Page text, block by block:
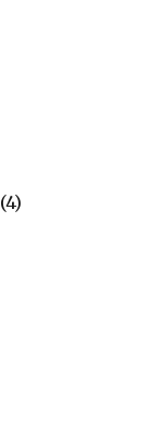
(4)